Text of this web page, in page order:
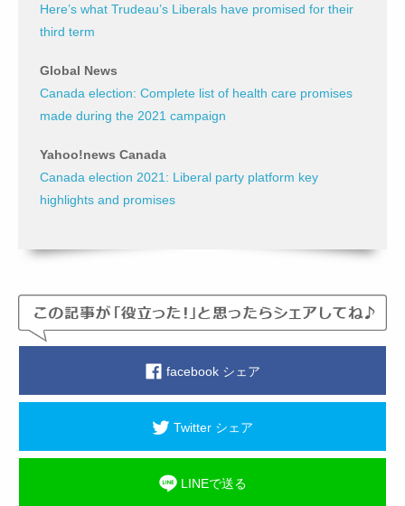
Here’s what Trudeau’s Liberals have promised for their
third term
Global News
Canada election: Complete list of health care promises
made during the 2021 campaign
Yahoo!news Canada
Canada election 2021: Liberal party platform key
highlights and promises
facebook シェア
Twitter シェア
LINEで送る